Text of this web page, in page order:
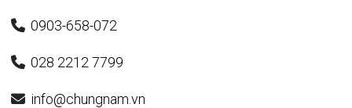
0903-658-072
028 2212 7799
info@chungnam.vn